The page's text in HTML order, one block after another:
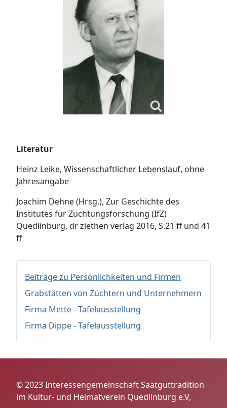
Literatur
Heinz Leike, Wissenschaftlicher Lebenslauf, ohne
Jahresangabe
Joachim Dehne (Hrsg.), Zur Geschichte des
Institutes für Züchtungsforschung (IfZ)
Quedlinburg, dr ziethen verlag 2016, S.21 ff und 41
ff
Beiträge zu Persönlichkeiten und Firmen
Grabstätten von Züchtern und Unternehmern
Firma Mette - Tafelausstellung
Firma Dippe - Tafelausstellung
© 2023 Interessengemeinschaft Saatguttradition
im Kultur- und Heimatverein Quedlinburg e.V,